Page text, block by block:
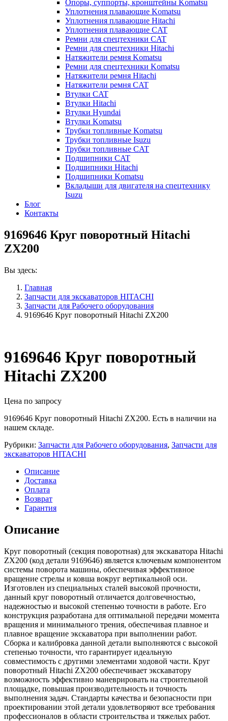
Опоры, суппорты, кронштейны Komatsu
Уплотнения плавающие Komatsu
Уплотнения плавающие Hitachi
Уплотнения плавающие CAT
Ремни для спецтехники CAT
Ремни для спецтехники Hitachi
Натяжители ремня Komatsu
Ремни для спецтехники Komatsu
Натяжители ремня Hitachi
Натяжители ремня CAT
Втулки CAT
Втулки Hitachi
Втулки Hyundai
Втулки Komatsu
Трубки топливные Komatsu
Трубки топливные Isuzu
Трубки топливные CAT
Подшипники CAT
Подшипники Hitachi
Подшипники Komatsu
Вкладыши для двигателя на спецтехнику
Isuzu
Блог
Контакты
9169646 Круг поворотный Hitachi
ZX200
Вы здесь:
Главная
Запчасти для экскаваторов HITACHI
Запчасти для Рабочего оборудования
9169646 Круг поворотный Hitachi ZX200
9169646 Круг поворотный
Hitachi ZX200
Цена по запросу
9169646 Круг поворотный Hitachi ZX200. Есть в наличии на
нашем складе.
Рубрики: Запчасти для Рабочего оборудования, Запчасти для
экскаваторов HITACHI
Описание
Доставка
Оплата
Возврат
Гарантия
Описание
Круг поворотный (секция поворотная) для экскаватора Hitachi
ZX200 (код детали 9169646) является ключевым компонентом
системы поворота машины, обеспечивая эффективное
вращение стрелы и ковша вокруг вертикальной оси.
Изготовлен из специальных сталей высокой прочности,
данный круг поворотный отличается долговечностью,
надежностью и высокой степенью точности в работе. Его
конструкция разработана для оптимальной передачи момента
вращения и минимального трения, обеспечивая плавное и
плавное вращение экскаватора при выполнении работ.
Сборка и калибровка данной детали выполняются с высокой
степенью точности, что гарантирует идеальную
совместимость с другими элементами ходовой части. Круг
поворотный Hitachi ZX200 обеспечивает экскаватору
возможность эффективно маневрировать на строительной
площадке, повышая производительность и точность
выполнения задач. Стандарты качества и безопасности при
проектировании этой детали удовлетворяют все требования
профессионалов в области строительства и тяжелых работ.